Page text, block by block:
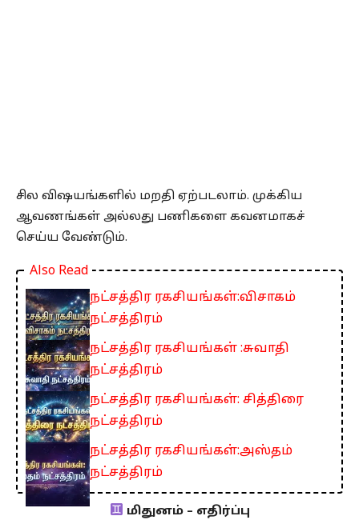
சில விஷயங்களில் மறதி ஏற்படலாம். முக்கிய
ஆவணங்கள் அல்லது பணிகளை கவனமாகச்
செய்ய வேண்டும்.
Also Read
நட்சத்திர ரகசியங்கள்:விசாகம்
நட்சத்திரம்
நட்சத்திர ரகசியங்கள் :சுவாதி
நட்சத்திரம்
நட்சத்திர ரகசியங்கள்: சித்திரை
நட்சத்திரம்
நட்சத்திர ரகசியங்கள்:அஸ்தம்
நட்சத்திரம்
மிதுனம் – எதிர்ப்பு